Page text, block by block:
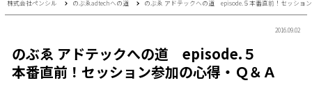
株式会社ペンシル のぶゑadtechへの道 のぶゑ アドテックへの道 episode.５本番直前！セッショ
2016.09.02
のぶゑ アドテックへの道 episode.５
本番直前！セッション参加の心得・Ｑ＆Ａ